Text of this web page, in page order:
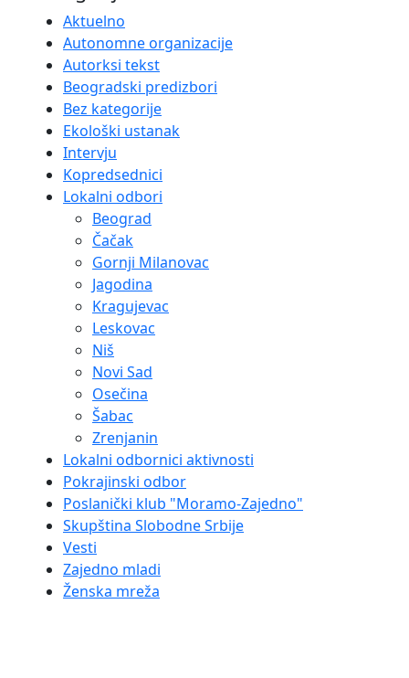
Aktuelno
Autonomne organizacije
Autorksi tekst
Beogradski predizbori
Bez kategorije
Ekološki ustanak
Intervju
Kopredsednici
Lokalni odbori
Beograd
Čačak
Gornji Milanovac
Jagodina
Kragujevac
Leskovac
Niš
Novi Sad
Osečina
Šabac
Zrenjanin
Lokalni odbornici aktivnosti
Pokrajinski odbor
Poslanički klub "Moramo-Zajedno"
Skupština Slobodne Srbije
Vesti
Zajedno mladi
Ženska mreža